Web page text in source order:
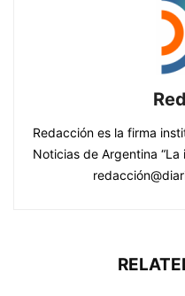
Redacción es la firma
Noticias de Argentina